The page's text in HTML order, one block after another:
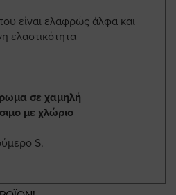
είναι ελαφρώς άλφα και
ελαστικότητα
σε χαμηλή
με χλώριο
S.